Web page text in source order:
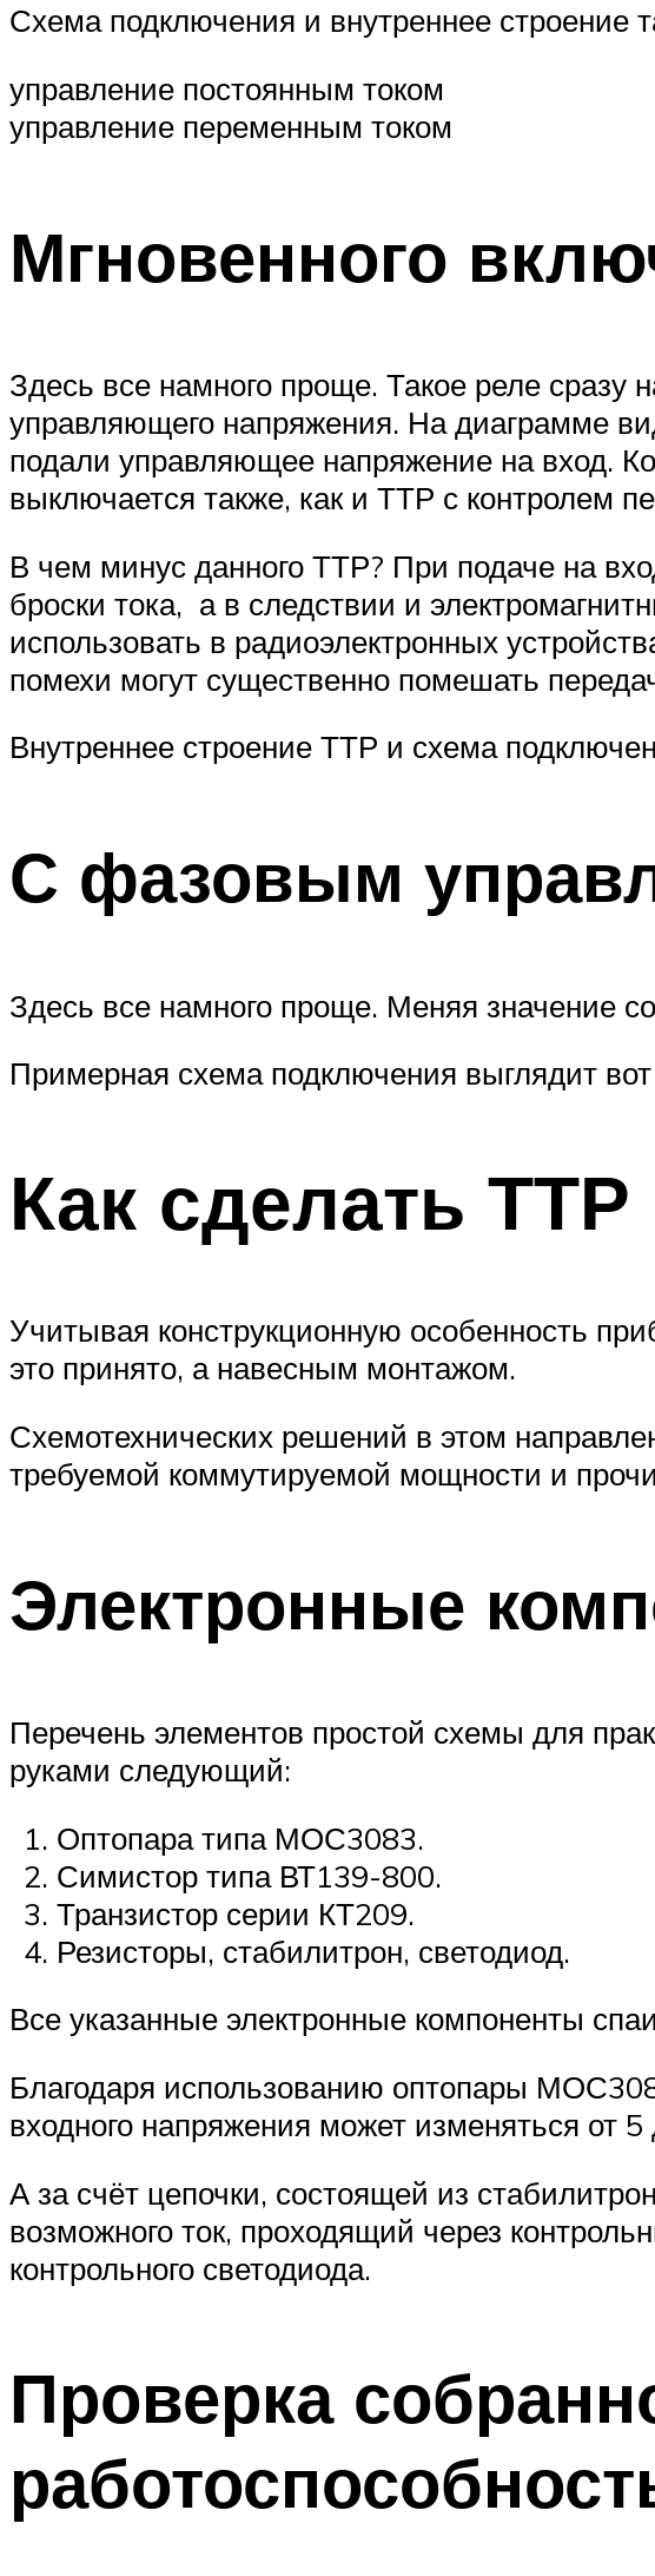
Схема подключения и внутреннее строение
управление постоянным током
управление переменным током
Мгновенного
Здесь все намного проще. Такое реле сразу
управляющего напряжения. На диаграмме
подали управляющее напряжение на вход.
выключается также, как и ТТР с контролем
В чем минус данного ТТР? При подаче на
броски тока, а в следствии и
использовать в радиоэлектронных
помехи могут существенно помешать
Внутреннее строение ТТР и схема
С фазовым
Здесь все намного проще. Меняя значение
Примерная схема подключения выглядит вот
Как сделать
Учитывая конструкционную особенность
это принято, а навесным монтажом.
Схемотехнических решений в этом
требуемой коммутируемой мощности и
Электронные
Перечень элементов простой схемы для
руками следующий:
Оптопара типа МОС3083.
Симистор типа ВТ139-800.
Транзистор серии КТ209.
Резисторы, стабилитрон, светодиод.
Все указанные электронные компоненты
Благодаря использованию оптопары
входного напряжения может изменяться от 5
А за счёт цепочки, состоящей из
возможного ток, проходящий через
контрольного светодиода.
Проверка